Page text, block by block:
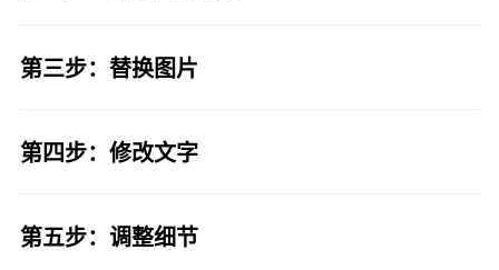
第三步：替换图片
第四步：修改文字
第五步：调整细节